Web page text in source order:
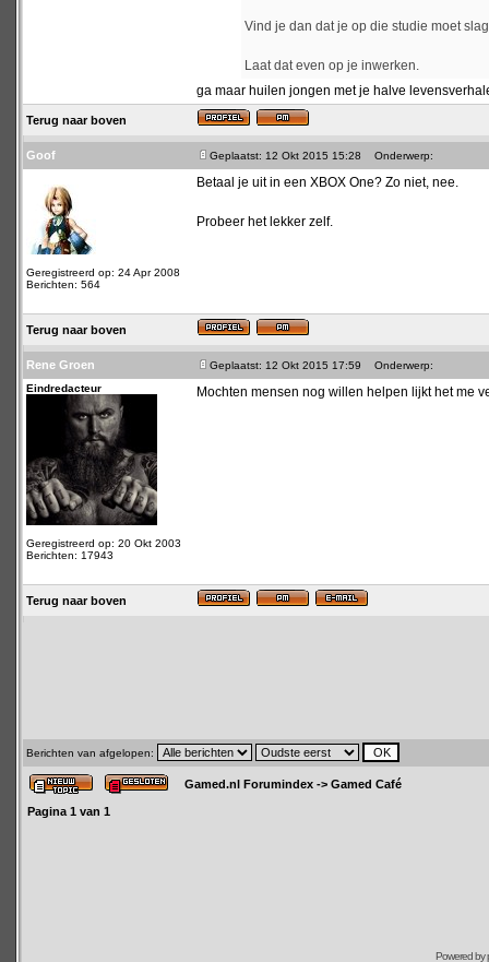
Vind je dan dat je op die studie moet
Laat dat even op je inwerken.
ga maar huilen jongen met je halve
Terug naar boven
Goof Geplaatst: 12 Okt 2015 15:28 Onderwerp:
Geregistreerd op: 24 Apr 2008
Berichten: 564
Betaal je uit in een XBOX One? Zo niet, nee.
Probeer het lekker zelf.
Terug naar boven
Rene Groen Geplaatst: 12 Okt 2015 17:59
Onderwerp:
Eindredacteur
Geregistreerd op: 20 Okt 2003
Berichten: 17943
Mochten mensen nog willen helpen lijkt het me
Terug naar boven
Berichten van afgelopen:
Gamed.nl Forumindex -> Gamed Café
Pagina 1 van 1
Powered by